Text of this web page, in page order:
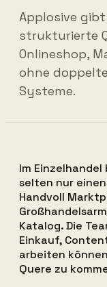
Applosive
strukturierte
Onlineshop,
ohne
Systeme.
Im
selten nur
Handvoll
Katalog. Die
Einkauf,
arbeiten
Quere zu